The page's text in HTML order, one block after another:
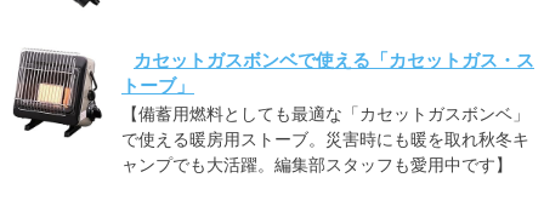
カセットガスボンベで使える「カセットガス・ス
トーブ」
【備蓄用燃料としても最適な「カセットガスボンベ」
で使える暖房用ストーブ。災害時にも暖を取れ秋冬キ
ャンプでも大活躍。編集部スタッフも愛用中です】